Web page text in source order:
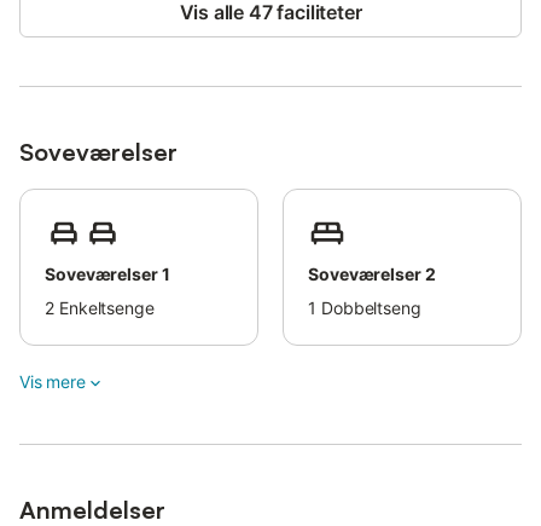
Vis alle 47 faciliteter
Soveværelser
Soveværelser 1
2 Enkeltsenge
Soveværelser 2
1 Dobbeltseng
Vis mere
Anmeldelser